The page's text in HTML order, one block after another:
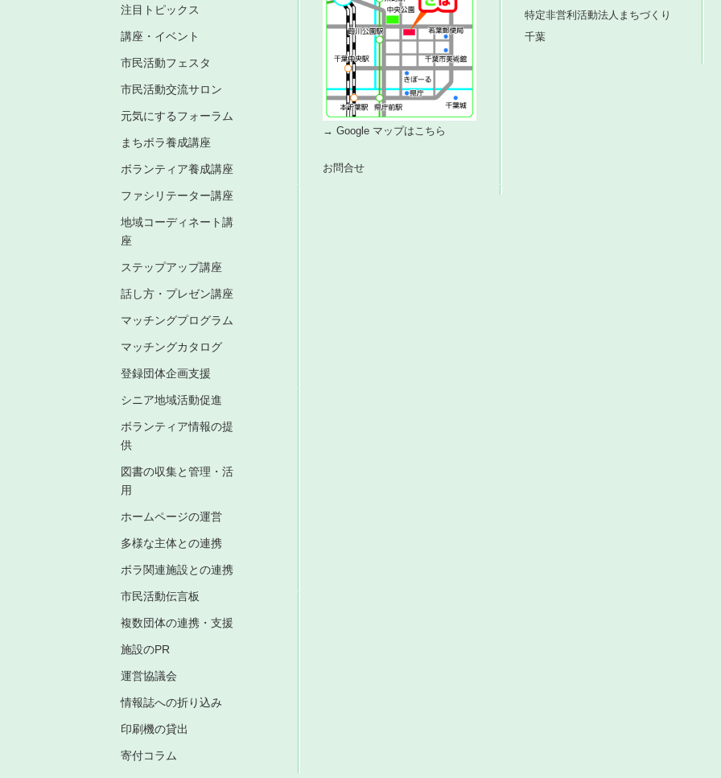
注目トピックス
講座・イベント
市民活動フェスタ
市民活動交流サロン
元気にするフォーラム
まちボラ養成講座
ボランティア養成講座
ファシリテーター講座
地域コーディネート講
座
ステップアップ講座
話し方・プレゼン講座
マッチングプログラム
マッチングカタログ
登録団体企画支援
シニア地域活動促進
ボランティア情報の提
供
図書の収集と管理・活
用
ホームページの運営
多様な主体との連携
ボラ関連施設との連携
市民活動伝言板
複数団体の連携・支援
施設のPR
運営協議会
情報誌への折り込み
印刷機の貸出
寄付コラム
→ Google マップはこちら
お問合せ
特定非営利活動法人まちづくり
千葉